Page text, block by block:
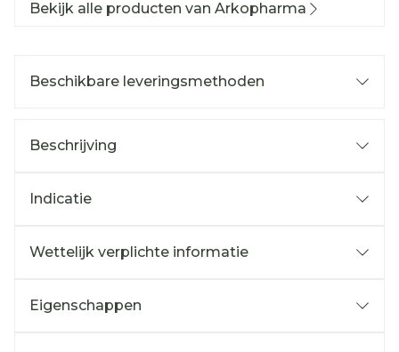
Bekijk alle producten van Arkopharma
Beschikbare leveringsmethoden
Beschrijving
Indicatie
Wettelijk verplichte informatie
Eigenschappen